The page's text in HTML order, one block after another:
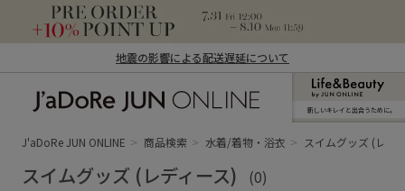
地震の影響による配送遅延について
ン オンライン）
新しいキレイと出合うために。
J'aDoRe JUN ONLINE 商品検索 水着/着物・浴衣 スイムグッズ (レデ
スイムグッズ (レディース) (0)